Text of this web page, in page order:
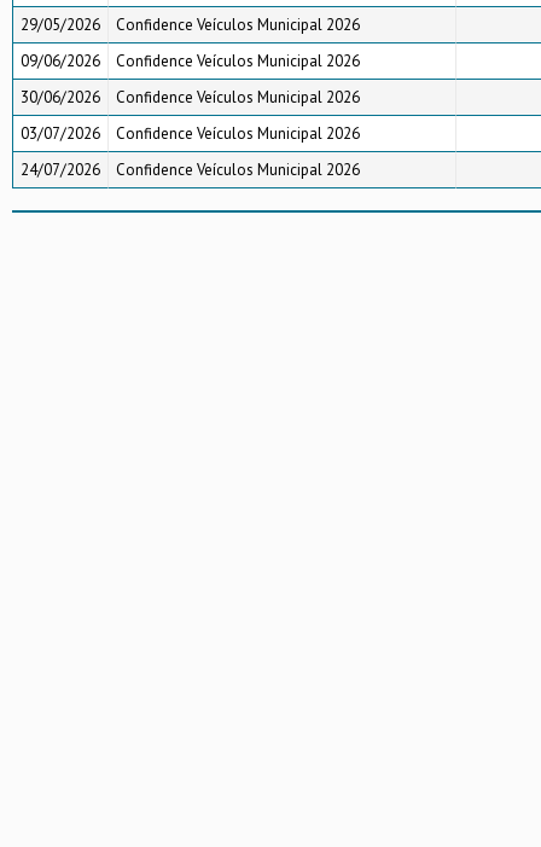
29/05/2026
Confidence Veículos Municipal 2026
09/06/2026
Confidence Veículos Municipal 2026
30/06/2026
Confidence Veículos Municipal 2026
03/07/2026
Confidence Veículos Municipal 2026
24/07/2026
Confidence Veículos Municipal 2026